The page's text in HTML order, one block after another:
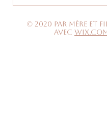
© 2020 par Mère et
avec